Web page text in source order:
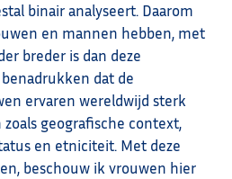
binair analyseert. Daarom
en mannen hebben, met
breder is dan deze
dat de
ervaren wereldwijd sterk
geografische context,
en etniciteit. Met deze
beschouw ik vrouwen hier